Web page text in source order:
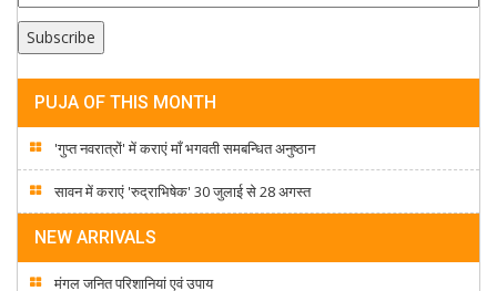
PUJA OF THIS MONTH
'गुप्त नवरात्रों' में कराएं माँ भगवती समबन्धित अनुष्ठान
सावन में कराएं 'रुद्राभिषेक' 30 जुलाई से 28 अगस्त
NEW ARRIVALS
मंगल जनित परिशानियां एवं उपाय